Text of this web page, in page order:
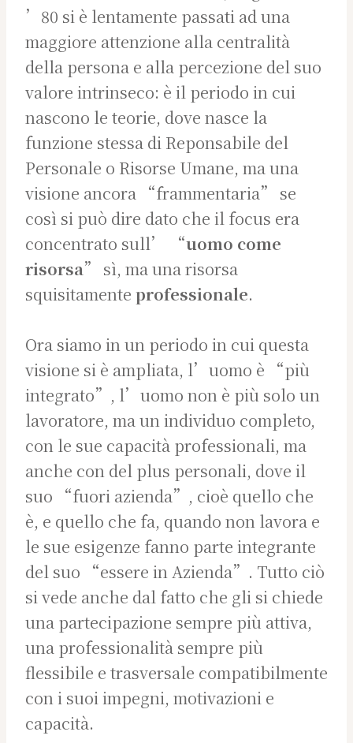
’80 si è lentamente passati ad una
maggiore attenzione alla centralità
della persona e alla percezione del suo
valore intrinseco: è il periodo in cui
nascono le teorie, dove nasce la
funzione stessa di Reponsabile del
Personale o Risorse Umane, ma una
visione ancora “frammentaria” se
così si può dire dato che il focus era
concentrato sull’ “uomo come
risorsa” sì, ma una risorsa
squisitamente professionale.
Ora siamo in un periodo in cui questa
visione si è ampliata, l’uomo è “più
integrato”, l’uomo non è più solo un
lavoratore, ma un individuo completo,
con le sue capacità professionali, ma
anche con del plus personali, dove il
suo “fuori azienda”, cioè quello che
è, e quello che fa, quando non lavora e
le sue esigenze fanno parte integrante
del suo “essere in Azienda”. Tutto ciò
si vede anche dal fatto che gli si chiede
una partecipazione sempre più attiva,
una professionalità sempre più
flessibile e trasversale compatibilmente
con i suoi impegni, motivazioni e
capacità.